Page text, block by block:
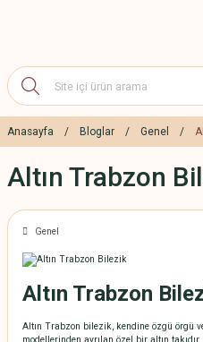
Anasayfa Bloglar Genel
Altın Trabzon
Genel
Altın Trabzon
Altın Trabzon bilezik, kendine özgü örgü